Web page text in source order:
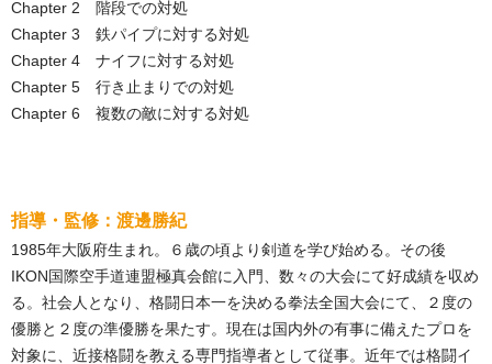
Chapter 2 階段での対処
Chapter 3 鉄パイプに対する対処
Chapter 4 ナイフに対する対処
Chapter 5 行き止まりでの対処
Chapter 6 複数の敵に対する対処
指導・監修：渡邊勝紀
1985年大阪府生まれ。６歳の頃より剣道を学び始める。その後
IKON国際空手道連盟極真会館に入門、数々の大会にて好成績を収め
る。社会人となり、格闘日本一を決める拳法全国大会にて、２度の
優勝と２度の準優勝を果たす。現在は国内外の有事に備えたプロを
対象に、近接格闘を教える専門指導者として従事。近年では格闘イ